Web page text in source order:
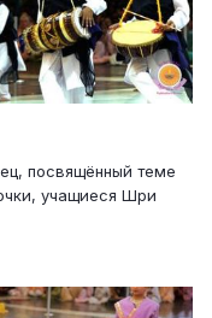
посвящённый теме
учащиеся Шри